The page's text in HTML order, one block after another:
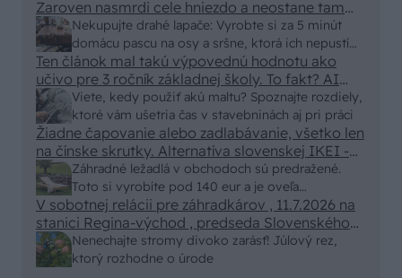
Nekupujte drahé lapače: Vyrobte si za 5 minút
domácu pascu na osy a sršne, ktorá ich nepustí
von
Zaroven nasmrdi cele hniezdo a neostane tam
nic zive. Vasa pasca naucinke moc efektivne.
Skor pritiahne slimaky
Viete, kedy použiť akú maltu? Spoznajte rozdiely,
ktoré vám ušetria čas v stavebninách aj pri práci
Ten článok mal takú výpovednú hodnotu ako
učivo pre 3 ročník základnej školy. To fakt? AI
alebo nejaka kniha z VŠ? Dnešné rychlotvrdnuce
malty - pevnosť 40 Mpa a doba schnutia tak 15
minut , k tomu vodotesné s kryštálikou. A rozdiel
- schnutie a zretie. Nič?
Záhradné ležadlá v obchodoch sú predražené.
Toto si vyrobíte pod 140 eur a je oveľa
pohodlnejšie!
Žiadne čapovanie alebo zadlabávanie, všetko len
na čínske skrutky. Alternatíva slovenskej IKEI -
čo sa týka pevnosti. Autor si nedal veľa námahy s
remeselným spracovaním, škoda. No lepšie než
ten odpad z DTD predávaný v Kauflande alebo
Lídli.
Nenechajte stromy divoko zarásť! Júlový rez,
ktorý rozhodne o úrode
V sobotnej relácii pre záhradkárov , 11.7.2026 na
stanici Regina-východ , predseda Slovenského
zväzu záhradkárov pán Jakubech tvrdil, že to, že
vlky sú neproduktívne , nie je pravda. Aj vlky je